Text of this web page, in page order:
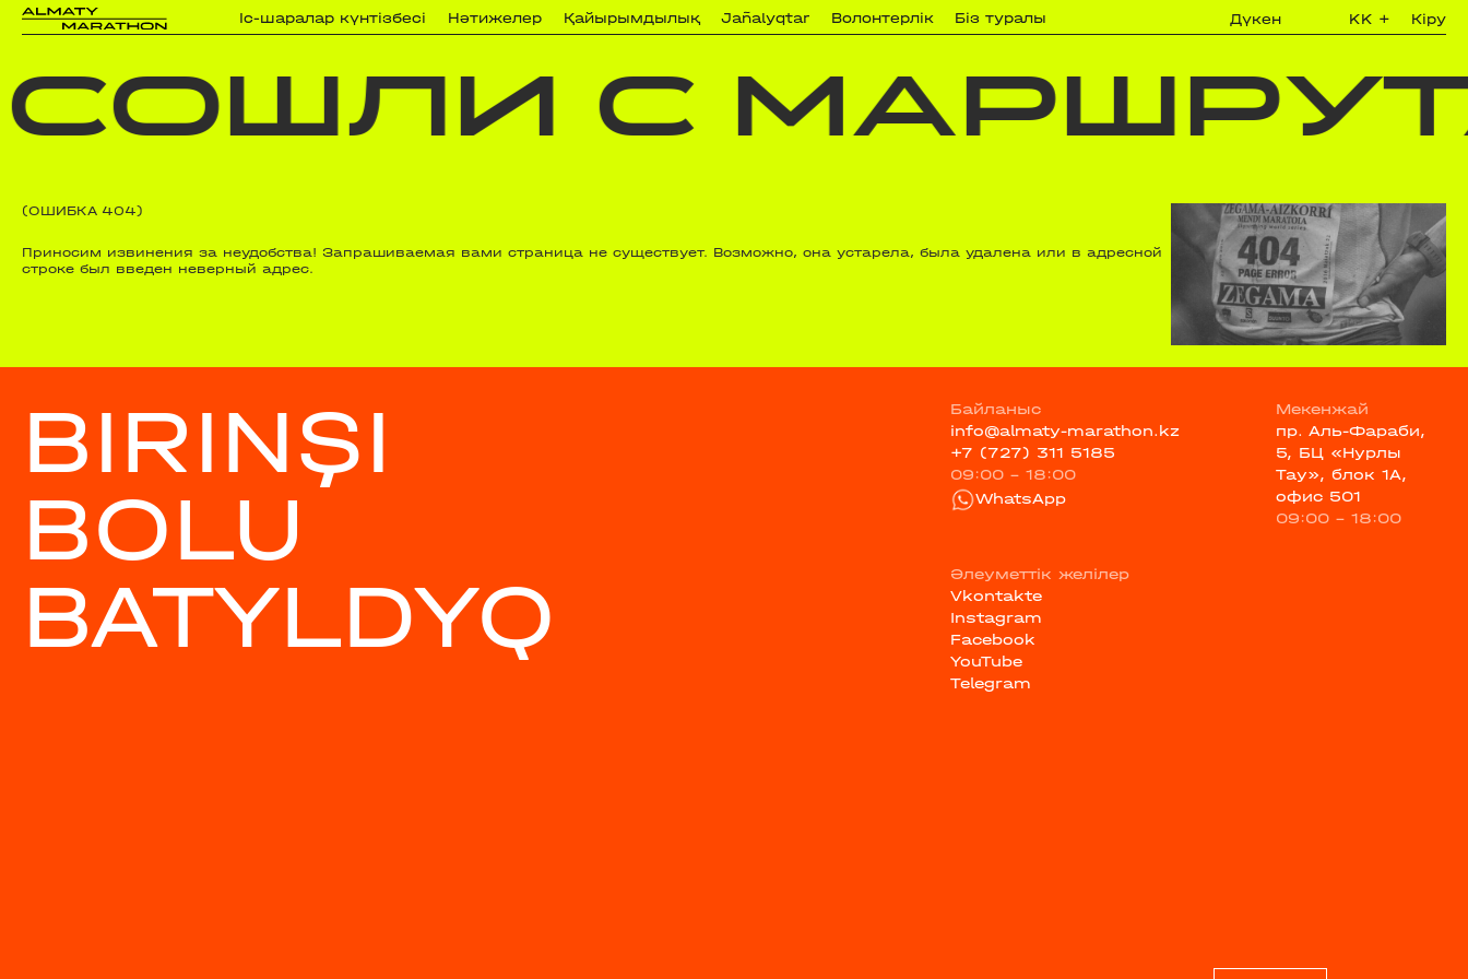
Iс-шаралар күнтізбесi Нәтижелер Қайырымдылық Jañalyqtar Волонтерлік Біз туралы Дүкен KK + Кіру
С
(ОШИБКА 404)
Приносим извинения за неудобства! Запрашиваемая вами страница не существует. Возможно, она устарела, была удалена или в адресной
строке был введен неверный адрес.
BIRINŞI
BOLU
BATYLDYQ
Байланыс
info@almaty-marathon.kz
+7 (727) 311 5185
09:00 - 18:00
WhatsApp
Мекенжай
пр. Аль-Фараби,
5, БЦ «Нурлы
Тау», блок 1А,
офис 501
09:00 - 18:00
Әлеуметтік желілер
Vkontakte
Instagram
Facebook
YouTube
Telegram